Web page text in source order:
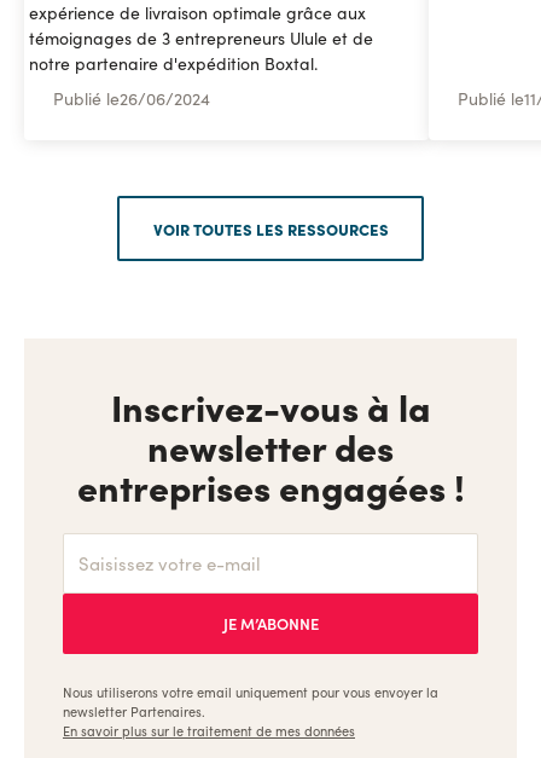
expérience de livraison optimale grâce aux
témoignages de 3 entrepreneurs Ulule et de
notre partenaire d'expédition Boxtal.
Publié le26/06/2024 Publié le11
VOIR TOUTES LES RESSOURCES
Inscrivez-vous à la
newsletter des
entreprises engagées !
Nous utiliserons votre email uniquement pour vous envoyer la
newsletter Partenaires.
En savoir plus sur le traitement de mes données